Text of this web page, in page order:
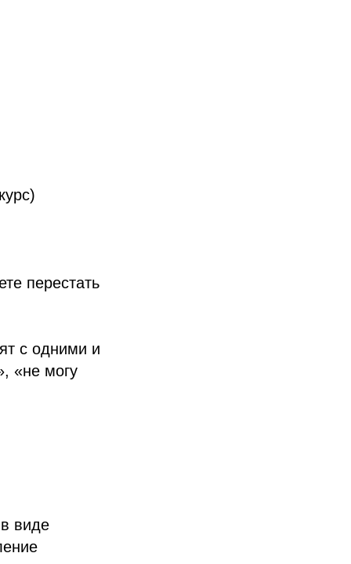
перестать
с одними и
«не могу
виде